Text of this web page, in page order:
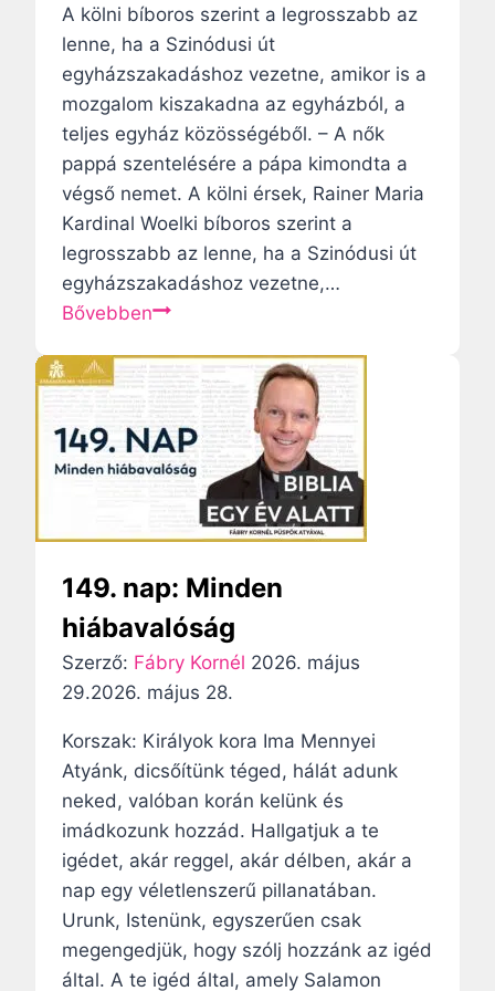
k
„
n
e
m
t
ú
l
k
a
t
l
k
u
”
a
á
n
n
u
n
c
i
s
A kölni bíboros szerint a legrosszabb az
lenne, ha a Szinódusi út
egyházszakadáshoz vezetne, amikor is a
mozgalom kiszakadna az egyházból, a
teljes egyház közösségéből. – A nők
pappá szentelésére a pápa kimondta a
végső nemet. A kölni érsek, Rainer Maria
Kardinal Woelki bíboros szerint a
legrosszabb az lenne, ha a Szinódusi út
egyházszakadáshoz vezetne,…
BővebbenW
e
k
i
o
o
s
ó
v
i
n
t
e
y
n
149. nap: Minden
hiábavalóság
Szerző: Fábry Kornél 2026. május
29.2026. május 28.
Korszak: Királyok kora Ima Mennyei
Atyánk, dicsőítünk téged, hálát adunk
neked, valóban korán kelünk és
imádkozunk hozzád. Hallgatjuk a te
igédet, akár reggel, akár délben, akár a
nap egy véletlenszerű pillanatában.
Urunk, Istenünk, egyszerűen csak
megengedjük, hogy szólj hozzánk az igéd
által. A te igéd által, amely Salamon